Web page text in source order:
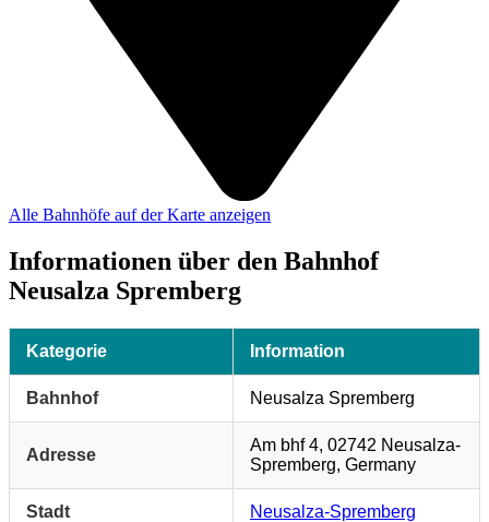
Alle Bahnhöfe auf der Karte anzeigen
Informationen über den Bahnhof
Neusalza Spremberg
Kategorie Information
Bahnhof Neusalza Spremberg
Adresse
Am bhf 4, 02742 Neusalza-
Spremberg, Germany
Stadt Neusalza-Spremberg